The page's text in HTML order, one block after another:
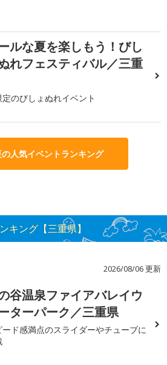
ルな夏を楽しもう！びし
れフェスティバル／三重
定のびしょぬれイベント
人気イベントランキング
キング【三重県】
2026/08/06 更新
谷温泉ファイアバレイウ
ターパーク／三重県
ード感満点のスライダーやチューブに